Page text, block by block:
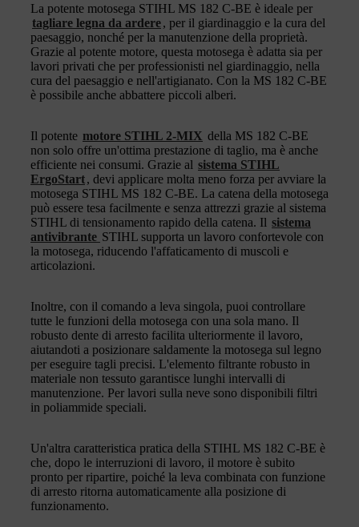
La potente motosega STIHL MS 182 C-BE è ideale per
tagliare legna da ardere, per il giardinaggio e la cura del
paesaggio, nonché per la manutenzione della proprietà.
Grazie al potente motore, questa motosega è adatta sia per
lavori privati che per professionisti nel giardinaggio, nella
cura del paesaggio e nell'artigianato. Con la MS 182 C-BE
è possibile anche abbattere piccoli alberi.
Il potente motore STIHL 2-MIX della MS 182 C-BE
non solo offre un'ottima prestazione di taglio, ma è anche
efficiente nei consumi. Grazie al sistema STIHL
ErgoStart, devi applicare molta meno forza per avviare la
motosega STIHL MS 182 C-BE. La catena della motosega
può essere tesa facilmente e senza attrezzi grazie al sistema
STIHL di tensionamento rapido della catena. Il sistema
antivibrante STIHL supporta un lavoro confortevole con
la motosega, riducendo l'affaticamento di muscoli e
articolazioni.
Inoltre, con il comando a leva singola, puoi controllare
tutte le funzioni della motosega con una sola mano. Il
robusto dente di arresto facilita ulteriormente il lavoro,
aiutandoti a posizionare saldamente la motosega sul legno
per eseguire tagli precisi. L'elemento filtrante robusto in
materiale non tessuto garantisce lunghi intervalli di
manutenzione. Per lavori sulla neve sono disponibili filtri
in poliammide speciali.
Un'altra caratteristica pratica della STIHL MS 182 C-BE è
che, dopo le interruzioni di lavoro, il motore è subito
pronto per ripartire, poiché la leva combinata con funzione
di arresto ritorna automaticamente alla posizione di
funzionamento.